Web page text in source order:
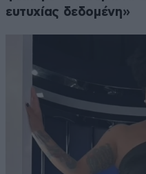
ευτυχίας δεδομένη»